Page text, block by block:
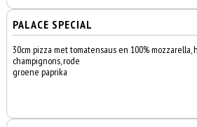
PALACE SPECIAL
30cm pizza met tomatensaus en 100% mozzarella,
champignons, rode
groene paprika